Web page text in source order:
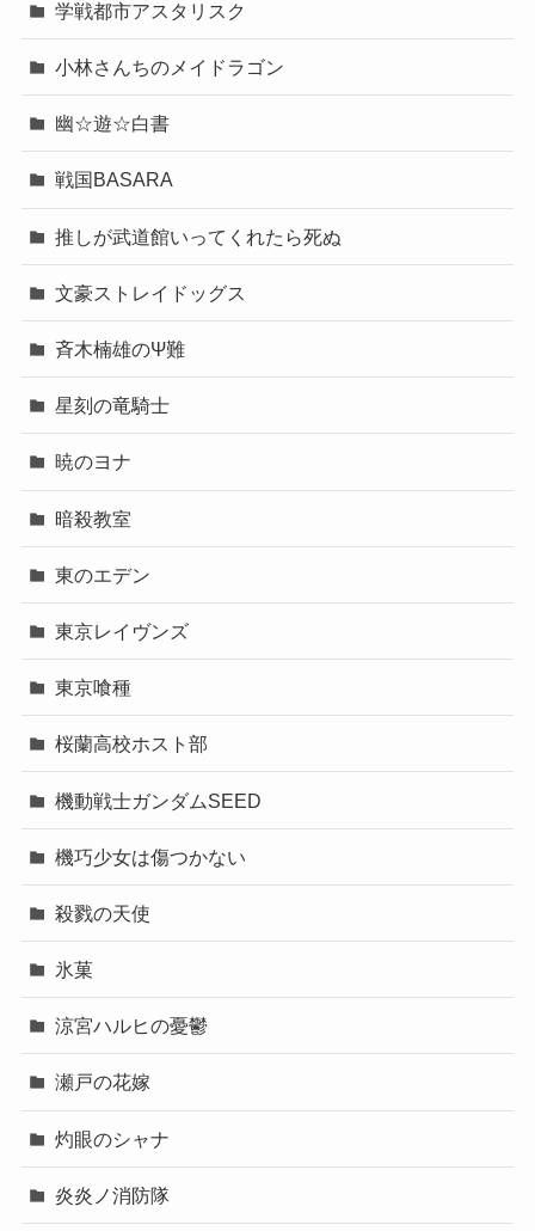
学戦都市アスタリスク
小林さんちのメイドラゴン
幽☆遊☆白書
戦国BASARA
推しが武道館いってくれたら死ぬ
文豪ストレイドッグス
斉木楠雄のΨ難
星刻の竜騎士
暁のヨナ
暗殺教室
東のエデン
東京レイヴンズ
東京喰種
桜蘭高校ホスト部
機動戦士ガンダムSEED
機巧少女は傷つかない
殺戮の天使
氷菓
涼宮ハルヒの憂鬱
瀬戸の花嫁
灼眼のシャナ
炎炎ノ消防隊